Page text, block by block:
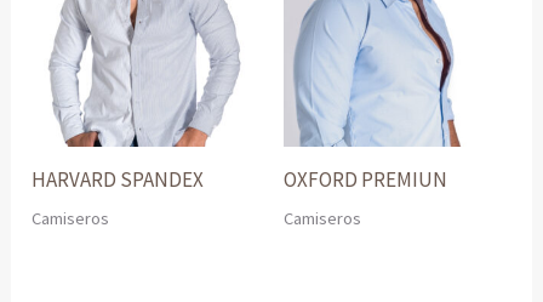
HARVARD SPANDEX
Camiseros
OXFORD PREMIUN
Camiseros